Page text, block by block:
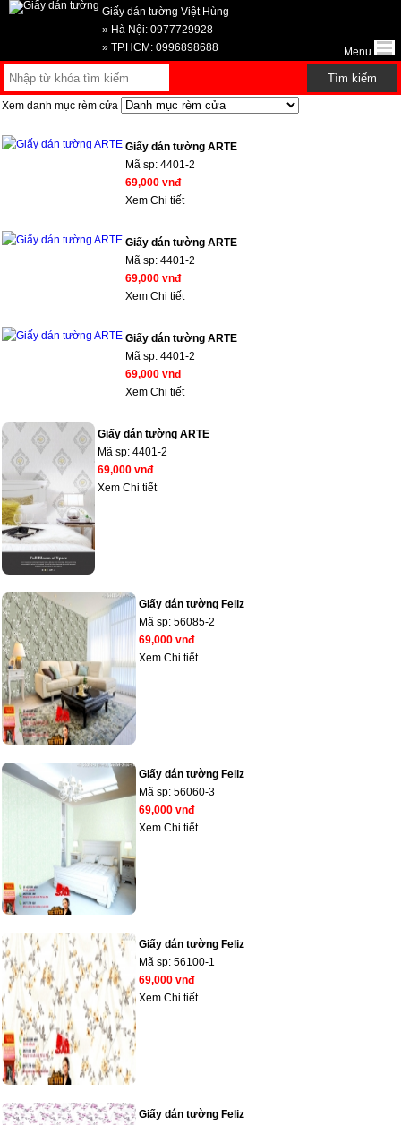
Giấy dán tường Việt Hùng
» Hà Nội: 0977729928
» TP.HCM: 0996898688
Menu
Xem danh mục rèm cửa
Giấy dán tường ARTE
Mã sp: 4401-2
69,000 vnđ
Xem Chi tiết
Giấy dán tường ARTE
Mã sp: 4401-2
69,000 vnđ
Xem Chi tiết
Giấy dán tường ARTE
Mã sp: 4401-2
69,000 vnđ
Xem Chi tiết
Giấy dán tường ARTE
Mã sp: 4401-2
69,000 vnđ
Xem Chi tiết
Giấy dán tường Feliz
Mã sp: 56085-2
69,000 vnđ
Xem Chi tiết
Giấy dán tường Feliz
Mã sp: 56060-3
69,000 vnđ
Xem Chi tiết
Giấy dán tường Feliz
Mã sp: 56100-1
69,000 vnđ
Xem Chi tiết
Giấy dán tường Feliz